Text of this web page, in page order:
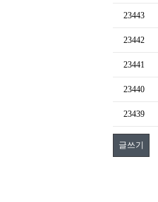
23443
23442
23441
23440
23439
글쓰기